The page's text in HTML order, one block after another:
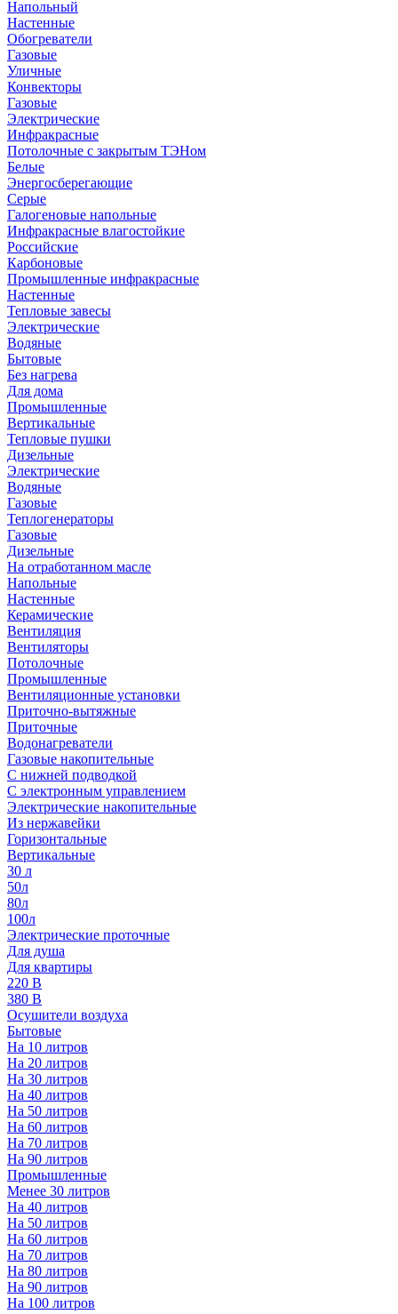
Напольный
Настенные
Обогреватели
Газовые
Уличные
Конвекторы
Газовые
Электрические
Инфракрасные
Потолочные с закрытым ТЭНом
Белые
Энергосберегающие
Серые
Галогеновые напольные
Инфракрасные влагостойкие
Российские
Карбоновые
Промышленные инфракрасные
Настенные
Тепловые завесы
Электрические
Водяные
Бытовые
Без нагрева
Для дома
Промышленные
Вертикальные
Тепловые пушки
Дизельные
Электрические
Водяные
Газовые
Теплогенераторы
Газовые
Дизельные
На отработанном масле
Напольные
Настенные
Керамические
Вентиляция
Вентиляторы
Потолочные
Промышленные
Вентиляционные установки
Приточно-вытяжные
Приточные
Водонагреватели
Газовые накопительные
С нижней подводкой
С электронным управлением
Электрические накопительные
Из нержавейки
Горизонтальные
Вертикальные
30 л
50л
80л
100л
Электрические проточные
Для душа
Для квартиры
220 В
380 В
Осушители воздуха
Бытовые
На 10 литров
На 20 литров
На 30 литров
На 40 литров
На 50 литров
На 60 литров
На 70 литров
На 90 литров
Промышленные
Менее 30 литров
На 40 литров
На 50 литров
На 60 литров
На 70 литров
На 80 литров
На 90 литров
На 100 литров